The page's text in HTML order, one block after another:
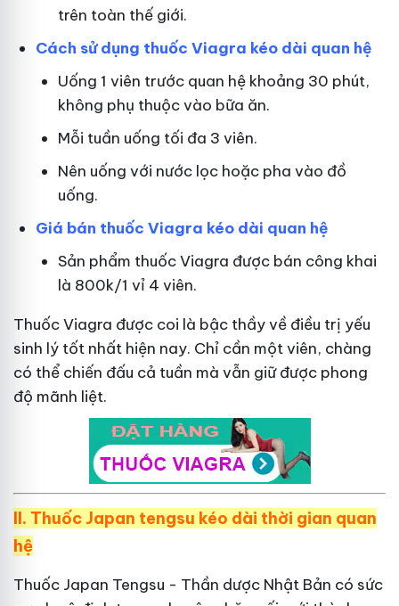
trên toàn thế giới.
Cách sử dụng thuốc Viagra kéo dài quan hệ
Uống 1 viên trước quan hệ khoảng 30 phút,
không phụ thuộc vào bữa ăn.
Mỗi tuần uống tối đa 3 viên.
Nên uống với nước lọc hoặc pha vào đồ
uống.
Giá bán thuốc Viagra kéo dài quan hệ
Sản phẩm thuốc Viagra được bán công khai
là 800k/1 vỉ 4 viên.
Thuốc Viagra được coi là bậc thầy về điều trị yếu
sinh lý tốt nhất hiện nay. Chỉ cần một viên, chàng
có thể chiến đấu cả tuần mà vẫn giữ được phong
độ mãnh liệt.
II. Thuốc Japan tengsu kéo dài thời gian quan
hệ
Thuốc Japan Tengsu - Thần dược Nhật Bản có sức